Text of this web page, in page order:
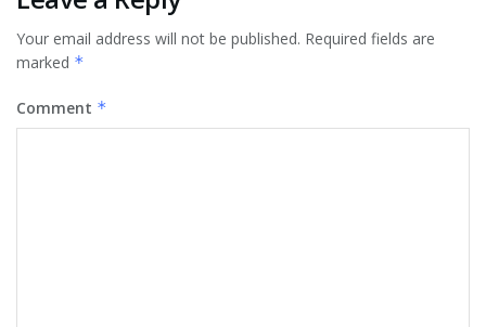
Your email address will not be published. Required fields are
marked *
Comment *